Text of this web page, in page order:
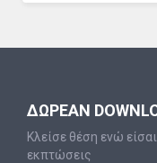
ΔΩΡΕΑΝ
Κλείσε θέση ενώ
εκπτώσεις